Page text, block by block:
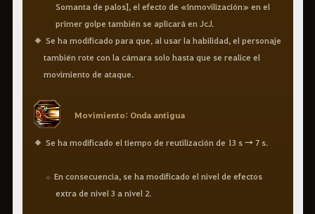
Somanta de palos], el efecto de «Inmovilización» en el
primer golpe también se aplicará en JcJ.
Se ha modificado para que, al usar la habilidad, el personaje
también rote con la cámara solo hasta que se realice el
movimiento de ataque.
Movimiento: Onda antigua
Se ha modificado el tiempo de reutilización de 13 s → 7 s.
En consecuencia, se ha modificado el nivel de efectos
extra de nivel 3 a nivel 2.